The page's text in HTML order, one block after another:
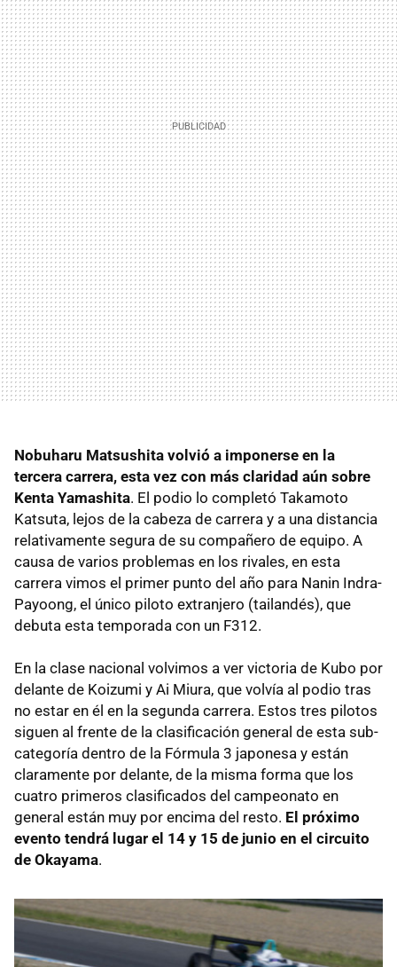
Nobuharu Matsushita volvió a imponerse en la
tercera carrera, esta vez con más claridad aún sobre
Kenta Yamashita. El podio lo completó Takamoto
Katsuta, lejos de la cabeza de carrera y a una distancia
relativamente segura de su compañero de equipo. A
causa de varios problemas en los rivales, en esta
carrera vimos el primer punto del año para Nanin Indra-
Payoong, el único piloto extranjero (tailandés), que
debuta esta temporada con un F312.
En la clase nacional volvimos a ver victoria de Kubo por
delante de Koizumi y Ai Miura, que volvía al podio tras
no estar en él en la segunda carrera. Estos tres pilotos
siguen al frente de la clasificación general de esta sub-
categoría dentro de la Fórmula 3 japonesa y están
claramente por delante, de la misma forma que los
cuatro primeros clasificados del campeonato en
general están muy por encima del resto. El próximo
evento tendrá lugar el 14 y 15 de junio en el circuito
de Okayama.